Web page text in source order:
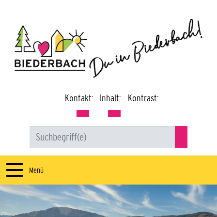
Kontakt: Inhalt: Kontrast:
Menü